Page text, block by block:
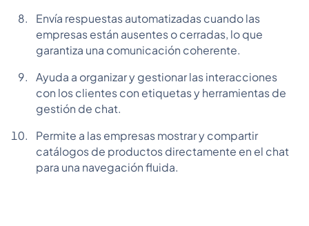
Envía respuestas automatizadas cuando las
empresas están ausentes o cerradas, lo que
garantiza una comunicación coherente.
Ayuda a organizar y gestionar las interacciones
con los clientes con etiquetas y herramientas de
gestión de chat.
Permite a las empresas mostrar y compartir
catálogos de productos directamente en el chat
para una navegación fluida.